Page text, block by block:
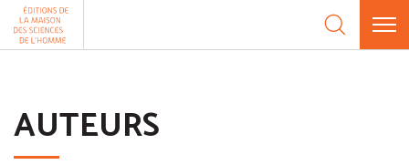
Aller au contenu
AUTEURS
Panneau de gestion des cookies